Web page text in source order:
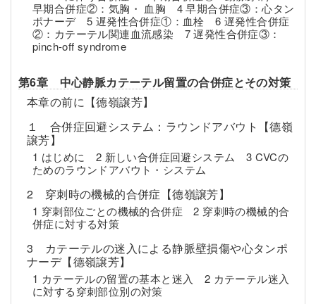
早期合併症②：気胸・ 血胸 4 早期合併症③：心タン
ポナーデ 5 遅発性合併症①：血栓 6 遅発性合併症
②：カテーテル関連血流感染 7 遅発性合併症③：
pinch-off syndrome
第6章 中心静脈カテーテル留置の合併症とその対策
本章の前に【德嶺譲芳】
１ 合併症回避システム：ラウンドアバウト【德嶺
譲芳】
1 はじめに 2 新しい合併症回避システム 3 CVCの
ためのラウンドアバウト・システム
2 穿刺時の機械的合併症【德嶺譲芳】
1 穿刺部位ごとの機械的合併症 2 穿刺時の機械的合
併症に対する対策
3 カテーテルの迷入による静脈壁損傷や心タンポ
ナーデ【德嶺譲芳】
1 カテーテルの留置の基本と迷入 2 カテーテル迷入
に対する穿刺部位別の対策